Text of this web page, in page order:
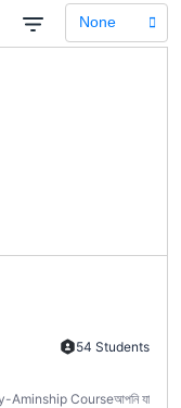
None
54 Students
Aminship Courseআপনি যা